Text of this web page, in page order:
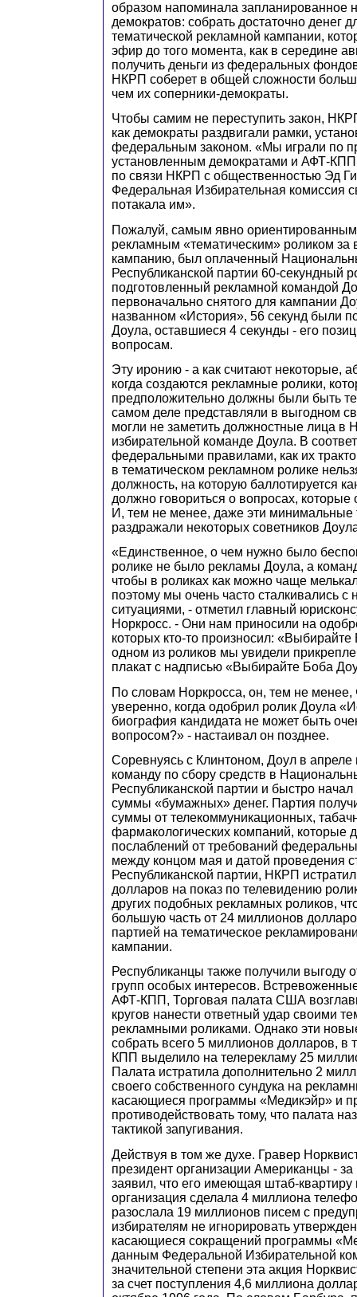
образом напоминала запланированное
демократов: собрать достаточно денег
тематической рекламной кампании,
эфир до того момента, как в середине
получить деньги из федеральных
НКРП соберет в общей сложности
чем их соперники-демократы.
Чтобы самим не переступить закон,
как демократы раздвигали рамки,
федеральным законом. «Мы играли по
установленным демократами и АФТ-
по связи НКРП с общественностью Эд
Федеральная Избирательная комиссия
потакала им».
Пожалуй, самым явно ориентированным
рекламным «тематическим» роликом за
кампанию, был оплаченный
Республиканской партии 60-секундный
подготовленный рекламной командой
первоначально снятого для кампании
названном «История», 56 секунд были
Доула, оставшиеся 4 секунды - его
вопросам.
Эту иронию - а как считают некоторые,
когда создаются рекламные ролики,
предположительно должны были быть
самом деле представляли в выгодном
могли не заметить должностные лица в
избирательной команде Доула. В
федеральными правилами, как их
в тематическом рекламном ролике
должность, на которую баллотируется
должно говориться о вопросах, которые
И, тем не менее, даже эти минимальные
раздражали некоторых советников
«Единственное, о чем нужно было
ролике не было рекламы Доула, а
чтобы в роликах как можно чаще
поэтому мы очень часто сталкивались с
ситуациями, - отметил главный
Норкросс. - Они нам приносили на
которых кто-то произносил:
одном из роликов мы увидели
плакат с надписью «Выбирайте Боба
По словам Норкросса, он, тем не менее,
уверенно, когда одобрил ролик Доула
биография кандидата не может быть
вопросом?» - настаивал он позднее.
Соревнуясь с Клинтоном, Доул в
команду по сбору средств в
Республиканской партии и быстро
суммы «бумажных» денег. Партия
суммы от телекоммуникационных,
фармакологических компаний, которые
послаблений от требований
между концом мая и датой проведения
Республиканской партии, НКРП
долларов на показ по телевидению
других подобных рекламных роликов,
большую часть от 24 миллионов
партией на тематическое
кампании.
Республиканцы также получили выгоду
групп особых интересов.
АФТ-КПП, Торговая палата США
кругов нанести ответный удар своими
рекламными роликами. Однако эти
собрать всего 5 миллионов долларов, в
КПП выделило на телерекламу 25
Палата истратила дополнительно 2
своего собственного сундука на
касающиеся программы «Медикэйр» и
противодействовать тому, что палата
тактикой запугивания.
Действуя в том же духе. Гравер
президент организации Американцы -
заявил, что его имеющая штаб-
организация сделала 4 миллиона
разослала 19 миллионов писем с
избирателям не игнорировать
касающиеся сокращений программы
данным Федеральной Избирательной
значительной степени эта акция
за счет поступления 4,6 миллиона